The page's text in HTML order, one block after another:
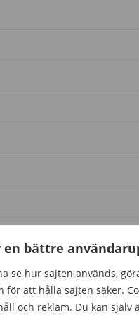
bättre
se hur sajten används,
för att hålla sajten säker.
och reklam. Du kan